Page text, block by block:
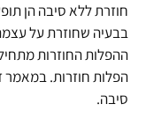
חוזרת ללא סיבה הן
בבעיה שחוזרת על
ההפלות החוזרות
הפלות חוזרות. במאמר
סיבה.